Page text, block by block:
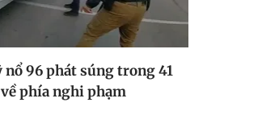
nổ 96 phát súng trong 41
phía nghi phạm